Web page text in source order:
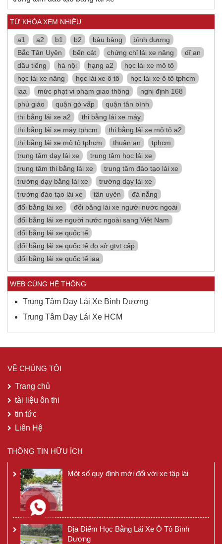
TỪ KHÓA XEM NHIỀU
a1 a2 b1 b2 bàu bàng
bình dương
Bắc Tân Uyên
bến cát chứng chỉ lái xe nâng
dĩ an
dầu tiếng
hà nội hạng a2
học lái xe mô tô
học lái xe nâng
học lái xe ô tô
học lái xe ô tô tphcm
iaa
mức phạt vi phạm giao thông
nghị định 168
phú giáo
quận gò vấp
quận tân bình
thi bằng lái xe a2
thi bằng lái xe máy
thi bằng lái xe máy tphcm
thi bằng lái xe mô tô a2
thi bằng lái xe mô tô tphcm
thuận an
tphcm
trung tâm dạy lái xe
trung tâm học lái xe
trung tâm thi bằng lái xe
trung tâm đào tạo lái xe
trường dạy bằng lái xe
trường dạy lái xe
trường đào tạo lái xe
tân uyên
đà nẵng
đổi bằng lái xe
đổi bằng lái xe người nước ngoài
đổi bằng lái xe người nước ngoài sang Việt Nam
đổi bằng lái xe quốc tế
đổi bằng lái xe quốc tế do sở gtvt cấp
đổi bằng lái xe quốc tế iaa
WEB CÙNG HỆ THỐNG
Trung Tâm Dạy Lái Xe Bình Dương
Trung Tâm Dạy Lái Xe HCM
VỀ CHÚNG TÔI
Trang chủ
tài liệu ôn thi
tin tức
Liên Hệ
THÔNG TIN HỮU ÍCH
Một số quy định mới đối với xe tập lái
Địa Điểm Học Bằng Lái Xe Ô Tô Bình
Dương